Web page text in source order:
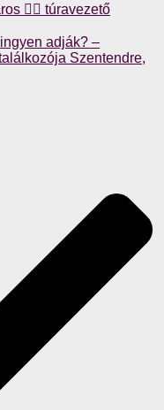
🚴‍♀️ túravezető
adják? –
Szentendre,